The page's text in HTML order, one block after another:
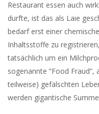
Restaurant essen auch
durfte, ist das als Laie
bedarf erst einer
Inhaltsstoffe zu
tatsächlich um ein
sogenannte “Food
teilweise) gefälschten
werden gigantische